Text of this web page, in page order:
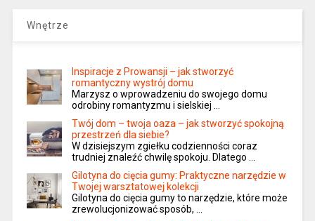
Wnętrze
Inspiracje z Prowansji – jak stworzyć
romantyczny wystrój domu
Marzysz o wprowadzeniu do swojego domu
odrobiny romantyzmu i sielskiej …
Twój dom – twoja oaza – jak stworzyć spokojną
przestrzeń dla siebie?
W dzisiejszym zgiełku codzienności coraz
trudniej znaleźć chwilę spokoju. Dlatego …
Gilotyna do cięcia gumy: Praktyczne narzędzie w
Twojej warsztatowej kolekcji
Gilotyna do cięcia gumy to narzędzie, które może
zrewolucjonizować sposób, …